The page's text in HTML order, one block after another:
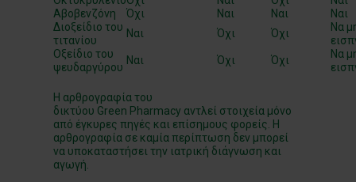
Αβοβενζόνη
Όχι Ναι Ναι
Ναι
Διοξείδιο του
τιτανίου
Ναι Όχι Όχι
Να
Οξείδιο του
ψευδαργύρου
Ναι Όχι Όχι
Να
Η αρθρογραφία του
δικτύου Green Pharmacy αντλεί στοιχεία μόνο
από έγκυρες πηγές και επίσημους φορείς. Η
αρθρογραφία σε καμία περίπτωση δεν μπορεί
να υποκαταστήσει την ιατρική διάγνωση και
αγωγή.